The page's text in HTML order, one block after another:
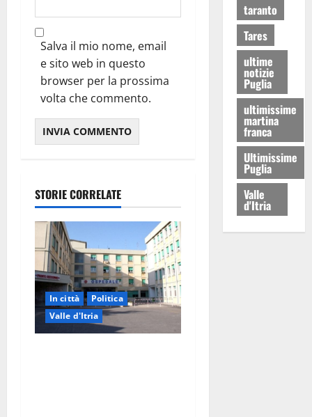
Salva il mio nome, email
e sito web in questo
browser per la prossima
volta che commento.
STORIE CORRELATE
In città
Politica
Valle d'Itria
taranto
Tares
ultime
notizie
Puglia
ultimissime
martina
franca
Ultimissime
Puglia
Valle
d'Itria